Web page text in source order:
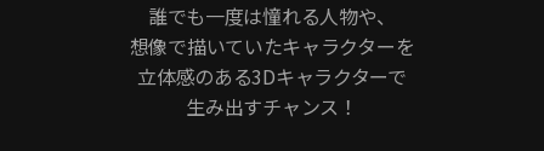
誰でも一度は憧れる人物や、
想像で描いていたキャラクターを
立体感のある3Dキャラクターで
生み出すチャンス！